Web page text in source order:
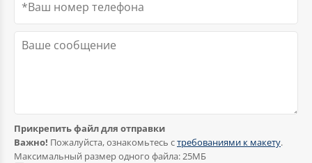
Прикрепить файл для отправки
Важно! Пожалуйста, ознакомьтесь стребованиями к макету.
Максимальный размер одного файла: 25МБ